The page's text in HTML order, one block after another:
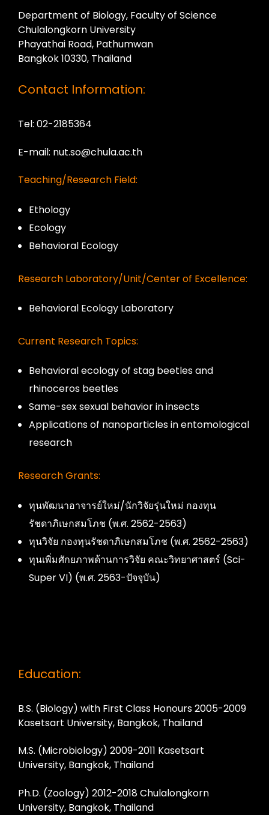
Department of Biology, Faculty of Science
Chulalongkorn University
Phayathai Road, Pathumwan
Bangkok 10330, Thailand
Contact Information:
Tel: 02-2185364
E-mail: nut.so@chula.ac.th
Teaching/Research Field:
Ethology
Ecology
Behavioral Ecology
Research Laboratory/Unit/Center of Excellence:
Behavioral Ecology Laboratory
Current Research Topics:
Behavioral ecology of stag beetles and
rhinoceros beetles
Same-sex sexual behavior in insects
Applications of nanoparticles in entomological
research
Research Grants:
ทุนพัฒนาอาจารย์ใหม่/นักวิจัยรุ่นใหม่ กองทุน
รัชดาภิเษกสมโภช (พ.ศ. 2562-2563)
ทุนวิจัย กองทุนรัชดาภิเษกสมโภช (พ.ศ. 2562-2563)
ทุนเพิ่มศักยภาพด้านการวิจัย คณะวิทยาศาสตร์ (Sci-
Super VI) (พ.ศ. 2563-ปัจจุบัน)
Education:
B.S. (Biology) with First Class Honours 2005-2009
Kasetsart University, Bangkok, Thailand
M.S. (Microbiology) 2009-2011 Kasetsart
University, Bangkok, Thailand
Ph.D. (Zoology) 2012-2018 Chulalongkorn
University, Bangkok, Thailand